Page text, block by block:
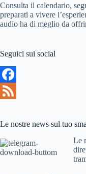
Consulta il calendario,
preparati a vivere
audio ha di meglio da
Seguici sui social
F
c
e
b
e
e
d
Le nostre news sul tuo
Le